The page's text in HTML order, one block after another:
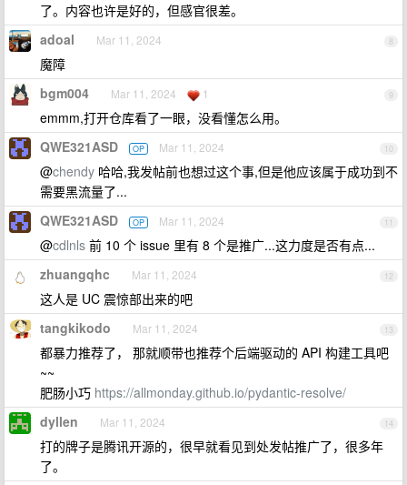
了。内容也许是好的，但感官很差。
8
adoal Mar 11, 2024
魔障
9
bgm004 Mar 11, 2024 1
emmm,打开仓库看了一眼，没看懂怎么用。
10
QWE321ASD OP Mar 11, 2024
@chendy 哈哈,我发帖前也想过这个事,但是他应该属于成功到不
需要黑流量了...
11
QWE321ASD OP Mar 11, 2024
@cdlnls 前 10 个 issue 里有 8 个是推广...这力度是否有点...
12
zhuangqhc Mar 11, 2024
这人是 UC 震惊部出来的吧
13
tangkikodo Mar 11, 2024
都暴力推荐了， 那就顺带也推荐个后端驱动的 API 构建工具吧
~~
肥肠小巧 https://allmonday.github.io/pydantic-resolve/
14
dyllen Mar 11, 2024
打的牌子是腾讯开源的，很早就看见到处发帖推广了，很多年
了。